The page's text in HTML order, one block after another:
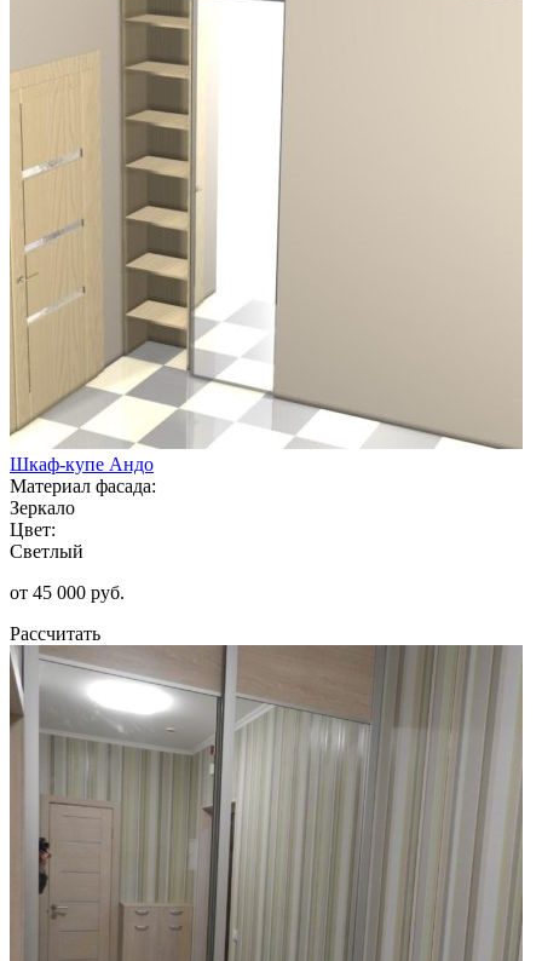
Шкаф-купе Андо
Материал фасада:
Зеркало
Цвет:
Светлый
от 45 000 руб.
Рассчитать